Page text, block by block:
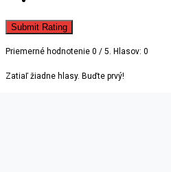
Submit Rating
Priemerné hodnotenie 0 / 5. Hlasov: 0
Zatiaľ žiadne hlasy. Buďte prvý!